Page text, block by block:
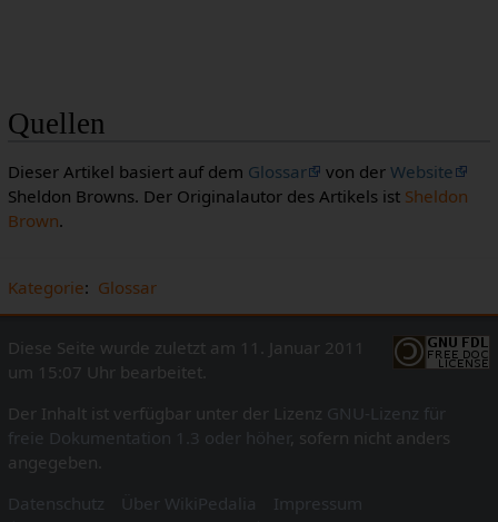
Quellen
Dieser Artikel basiert auf dem Glossar von der Website
Sheldon Browns. Der Originalautor des Artikels ist Sheldon
Brown.
Kategorie: Glossar
Diese Seite wurde zuletzt am 11. Januar 2011
um 15:07 Uhr bearbeitet.
Der Inhalt ist verfügbar unter der Lizenz GNU-Lizenz für
freie Dokumentation 1.3 oder höher , sofern nicht anders
angegeben.
Datenschutz
Über WikiPedalia
Impressum